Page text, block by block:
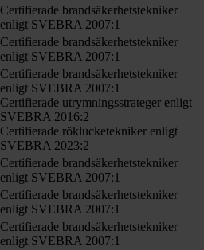
Certifierade brandsäkerhetstekniker
enligt SVEBRA 2007:1
Certifierade brandsäkerhetstekniker
enligt SVEBRA 2007:1
Certifierade brandsäkerhetstekniker
enligt SVEBRA 2007:1
Certifierade utrymningsstrateger enligt
SVEBRA 2016:2
Certifierade röklucketekniker enligt
SVEBRA 2023:2
Certifierade brandsäkerhetstekniker
enligt SVEBRA 2007:1
Certifierade brandsäkerhetstekniker
enligt SVEBRA 2007:1
Certifierade brandsäkerhetstekniker
enligt SVEBRA 2007:1